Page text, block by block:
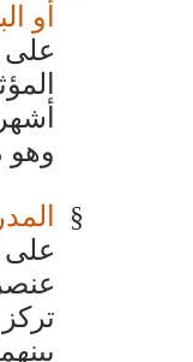
أو
على
§
على